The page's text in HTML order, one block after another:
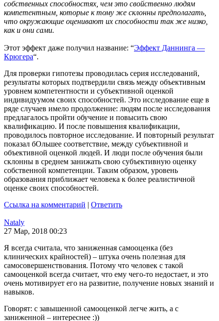
собственных способностях, чем это свойственно людям
компетентным, которые к тому же склонны предполагать,
что окружающие оценивают их способности так же низко,
как и они сами.
Этот эффект даже получил название: “Эффект Даннинга —
Крюгера“.
Для проверки гипотезы проводилась серия исследований,
результаты которых подтвердили связь между объективным
уровнем компетентности и субъективной оценкой
индивидуумом своих способностей. Это исследование еще в
ряде случаев имело продолжение: людям после исследования
предлагалось пройти обучение и повысить свою
квалификацию. И после повышения квалификации,
проводилось повторное исследование. И повторный результат
показал бОльшее соответствие, между субъективной и
объективной оценкой людей. И люди после обучения были
склонны в среднем занижать свою субъективную оценку
собственной компетенции. Таким образом, уровень
образования приближает человека к более реалистичной
оценке своих способностей.
Ссылка на комментарий | Ответить
Nataly
27 Мар, 2018 00:23
Я всегда считала, что заниженная самооценка (без
клинических крайностей) – штука очень полезная для
самосовершенствования. Потому что человек с такой
самооценкой всегда считает, что ему чего-то недостает, и это
очень мотивирует его на развитие, получение новых знаний и
навыков.
Говорят: с завышенной самооценкой легче жить, а с
заниженной – интереснее :))